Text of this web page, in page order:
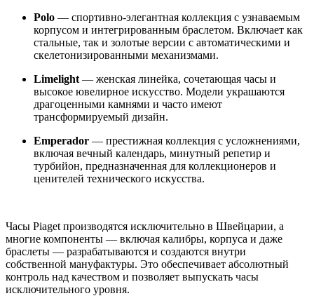
Polo — спортивно-элегантная коллекция с узнаваемым
корпусом и интегрированным браслетом. Включает как
стальные, так и золотые версии с автоматическими и
скелетонизированными механизмами.
Limelight — женская линейка, сочетающая часы и
высокое ювелирное искусство. Модели украшаются
драгоценными камнями и часто имеют
трансформируемый дизайн.
Emperador — престижная коллекция с усложнениями,
включая вечный календарь, минутный репетир и
турбийон, предназначенная для коллекционеров и
ценителей технического искусства.
Часы Piaget производятся исключительно в Швейцарии, а
многие компоненты — включая калибры, корпуса и даже
браслеты — разрабатываются и создаются внутри
собственной мануфактуры. Это обеспечивает абсолютный
контроль над качеством и позволяет выпускать часы
исключительного уровня.